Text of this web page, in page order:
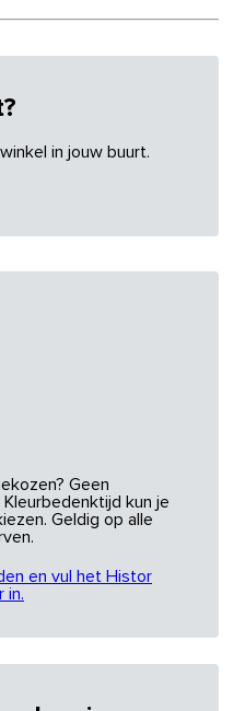
in jouw buurt.
Geen
kun je
Geldig op alle
en vul het Histor
in.